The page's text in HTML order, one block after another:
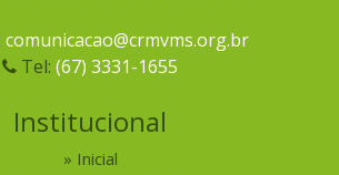
comunicacao@crmvms.org.br
Tel: (67) 3331-1655
Institucional
Inicial